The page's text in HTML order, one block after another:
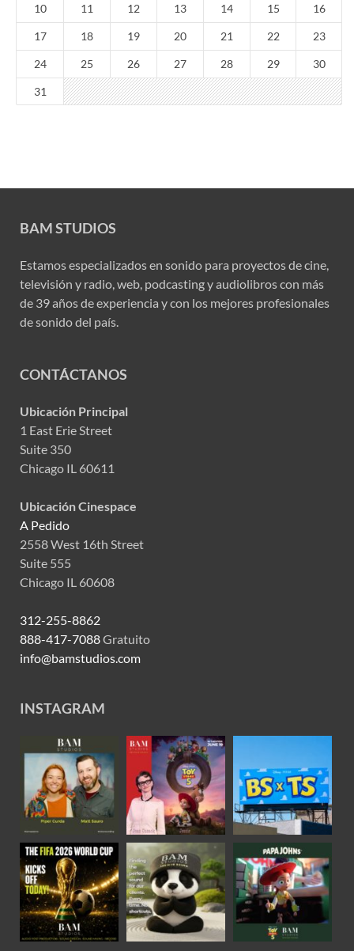
10 11 12 13 14 15 16
17 18 19 20 21 22 23
24 25 26 27 28 29 30
31
BAM STUDIOS
Estamos especializados en sonido para proyectos de cine,
televisión y radio, web, podcasting y audiolibros con más
de 39 años de experiencia y con los mejores profesionales
de sonido del país.
CONTÁCTANOS
Ubicación Principal
1 East Erie Street
Suite 350
Chicago IL 60611
Ubicación Cinespace
A Pedido
2558 West 16th Street
Suite 555
Chicago IL 60608
312-255-8862
888-417-7088Gratuito
info@bamstudios.com
INSTAGRAM